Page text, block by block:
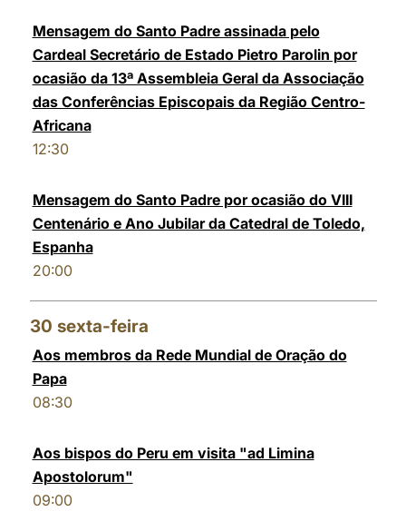
Mensagem do Santo Padre assinada pelo
Cardeal Secretário de Estado Pietro Parolin por
ocasião da 13ª Assembleia Geral da Associação
das Conferências Episcopais da Região Centro-
Africana
12:30
Mensagem do Santo Padre por ocasião do VIII
Centenário e Ano Jubilar da Catedral de Toledo,
Espanha
20:00
30 sexta-feira
Aos membros da Rede Mundial de Oração do
Papa
08:30
Aos bispos do Peru em visita "ad Limina
Apostolorum"
09:00